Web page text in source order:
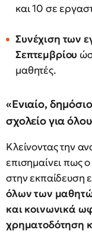
και 10 σε
Συνέχιση των
Σεπτεμβρίου
μαθητές.
«Ενιαίο,
σχολείο για
Κλείνοντας την
επισημαίνει πως
στην εκπαίδευση
όλων των
και κοινωνικά
χρηματοδότηση